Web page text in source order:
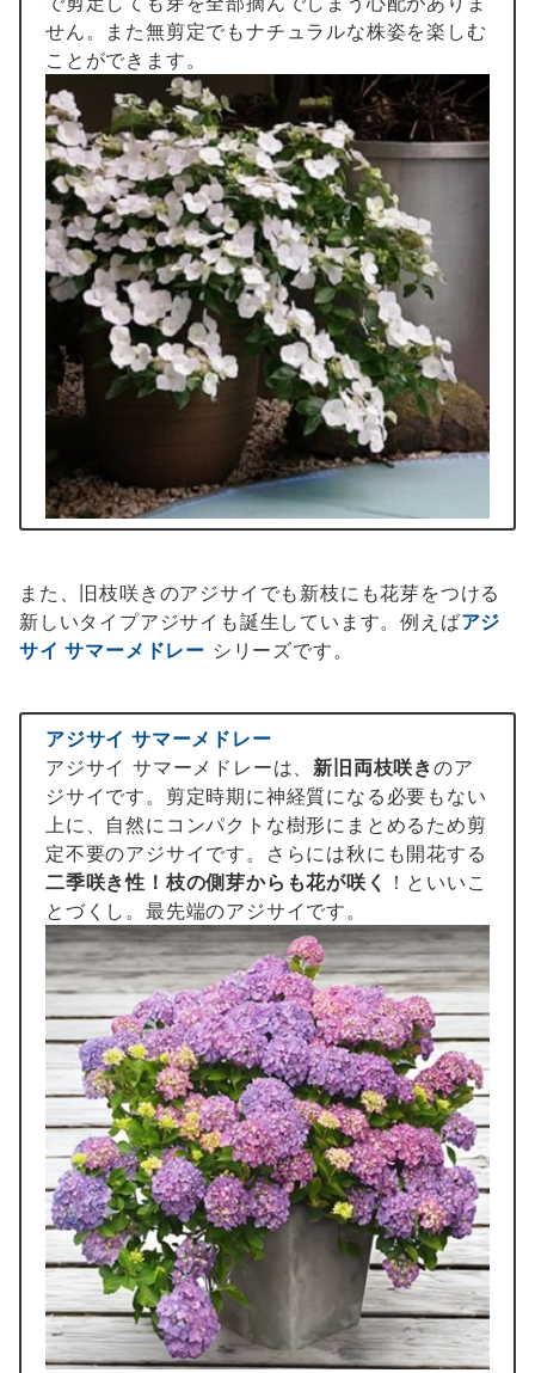
せん。また無剪定でもナチュラルな株姿を楽しむ
ことができます。
また、旧枝咲きのアジサイでも新枝にも花芽をつける
新しいタイプアジサイも誕生しています。例えばアジ
サイ サマーメドレー シリーズです。
アジサイ サマーメドレー
アジサイ サマーメドレーは、新旧両枝咲きのア
ジサイです。剪定時期に神経質になる必要もない
上に、自然にコンパクトな樹形にまとめるため剪
定不要のアジサイです。さらには秋にも開花する
二季咲き性！枝の側芽からも花が咲く
！といいこ
とづくし。最先端のアジサイです。